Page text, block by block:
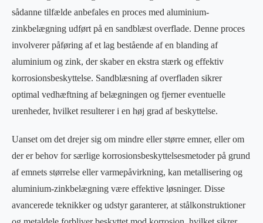
sådanne tilfælde anbefales en proces med aluminium-
zinkbelægning udført på en sandblæst overflade. Denne proces
involverer påføring af et lag bestående af en blanding af
aluminium og zink, der skaber en ekstra stærk og effektiv
korrosionsbeskyttelse. Sandblæsning af overfladen sikrer
optimal vedhæftning af belægningen og fjerner eventuelle
urenheder, hvilket resulterer i en høj grad af beskyttelse.
Uanset om det drejer sig om mindre eller større emner, eller om
der er behov for særlige korrosionsbeskyttelsesmetoder på grund
af emnets størrelse eller varmepåvirkning, kan metallisering og
aluminium-zinkbelægning være effektive løsninger. Disse
avancerede teknikker og udstyr garanterer, at stålkonstruktioner